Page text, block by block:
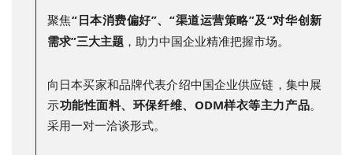
聚焦“日本消费偏好”、“渠道运营策略”及“对华创新
需求”三大主题，助力中国企业精准把握市场。
向日本买家和品牌代表介绍中国企业供应链，集中展
示功能性面料、环保纤维、ODM样衣等主力产品。
采用一对一洽谈形式。